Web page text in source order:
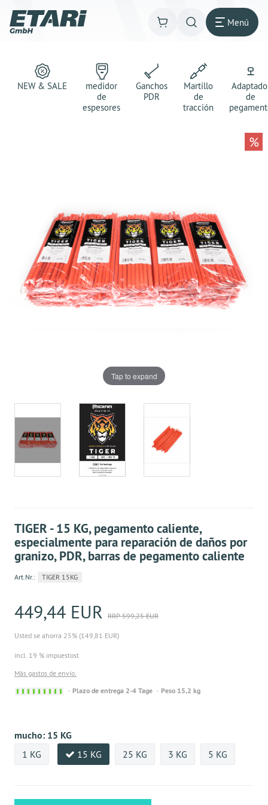
Menú
NEW & SALE
medidor
de
espesores
Ganchos
PDR
Martillo
de
tracción
de
Tap to expand
%
TIGER - 15 KG, pegamento caliente,
especialmente para reparación de daños por
granizo, PDR, barras de pegamento caliente
Art.Nr.: TIGER 15KG
449,44 EUR RRP 599,25 EUR
Usted se ahorra 25% (149,81 EUR)
incl. 19 % impuestost
Más gastos de envío.
Sofort
Plazo de entrega 2-4 Tage Peso 15,2 kg
mucho: 15 KG
1 KG 15 KG 25 KG 3 KG 5 KG